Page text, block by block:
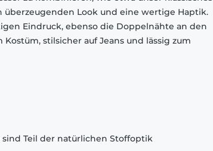
Look und eine wertige Haptik.
Eindruck, ebenso die Doppelnähte an den
stilsicher auf Jeans und lässig zum
sind Teil der natürlichen Stoffoptik